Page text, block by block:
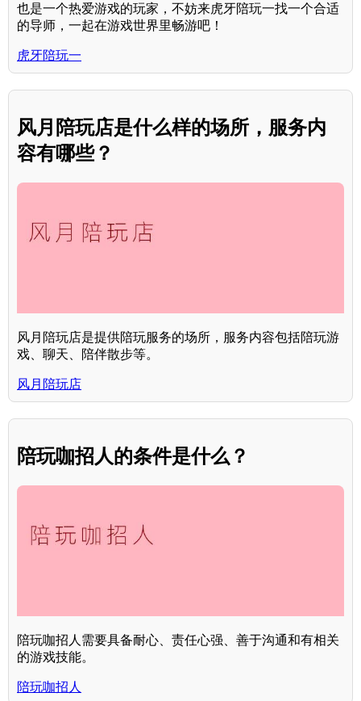
也是一个热爱游戏的玩家，不妨来虎牙陪玩一找一个合适
的导师，一起在游戏世界里畅游吧！
虎牙陪玩一
风月陪玩店是什么样的场所，服务内
容有哪些？
风月陪玩店是提供陪玩服务的场所，服务内容包括陪玩游
戏、聊天、陪伴散步等。
风月陪玩店
陪玩咖招人的条件是什么？
陪玩咖招人需要具备耐心、责任心强、善于沟通和有相关
的游戏技能。
陪玩咖招人